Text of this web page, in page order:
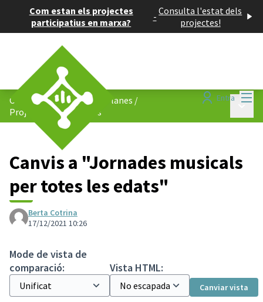
Com estan els projectes
participatius en marxa?
- Consulta l'estat dels
projectes!
Entra
Consell de Barris de Les Planes /
Projectes participatius
Canvis a "Jornades musicals
per totes les edats"
Berta Cotrina
17/12/2021 10:26
Mode de vista de
comparació:
Vista HTML:
Canviar vista